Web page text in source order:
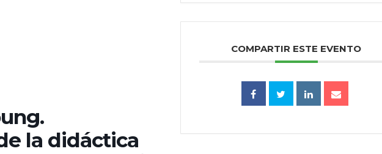
la didáctica
COMPARTIR ESTE EVENTO